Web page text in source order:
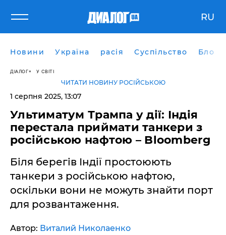
RU
Новини Україна расія Суспільство Блоги
ДІАЛОГ У СВІТІ
ЧИТАТИ НОВИНУ РОСІЙСЬКОЮ
1 серпня 2025, 13:07
Ультиматум Трампа у дії: Індія
перестала приймати танкери з
російською нафтою – Bloomberg
Біля берегів Індії простоюють
танкери з російською нафтою,
оскільки вони не можуть знайти порт
для розвантаження.
Автор: Виталий Николаенко